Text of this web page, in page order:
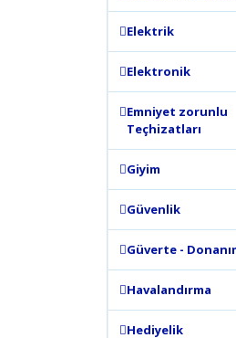
Elektrik
Elektronik
Emniyet zorunlu
Teçhizatları
Giyim
Güvenlik
Güverte -
Havalandırma
Hediyelik